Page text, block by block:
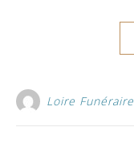
Loire Funéraire